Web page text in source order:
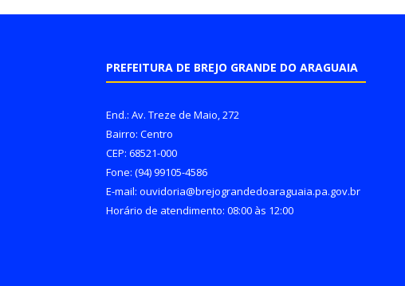
PREFEITURA DE BREJO GRANDE DO ARAGUAIA
End.: Av. Treze de Maio, 272
Bairro: Centro
CEP: 68521-000
Fone: (94) 99105-4586
E-mail: ouvidoria@brejograndedoaraguaia.pa.gov.br
Horário de atendimento: 08:00 às 12:00